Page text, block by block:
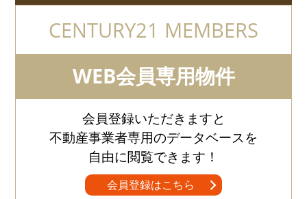
CENTURY21 MEMBERS
WEB会員専用物件
会員登録いただきますと
不動産事業者専用のデータベースを
自由に閲覧できます！
会員登録はこちら